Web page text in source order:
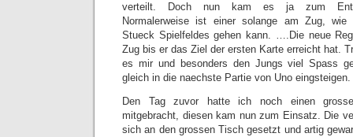
verteilt. Doch nun kam es ja zum
Normalerweise ist einer solange am Zug,
Stueck Spielfeldes gehen kann. ….Die neue
Zug bis er das Ziel der ersten Karte erreicht hat.
es mir und besonders den Jungs viel Spass
gleich in die naechste Partie von Uno eingsteigen.
Den Tag zuvor hatte ich noch einen
mitgebracht, diesen kam nun zum Einsatz. Die
sich an den grossen Tisch gesetzt und artig